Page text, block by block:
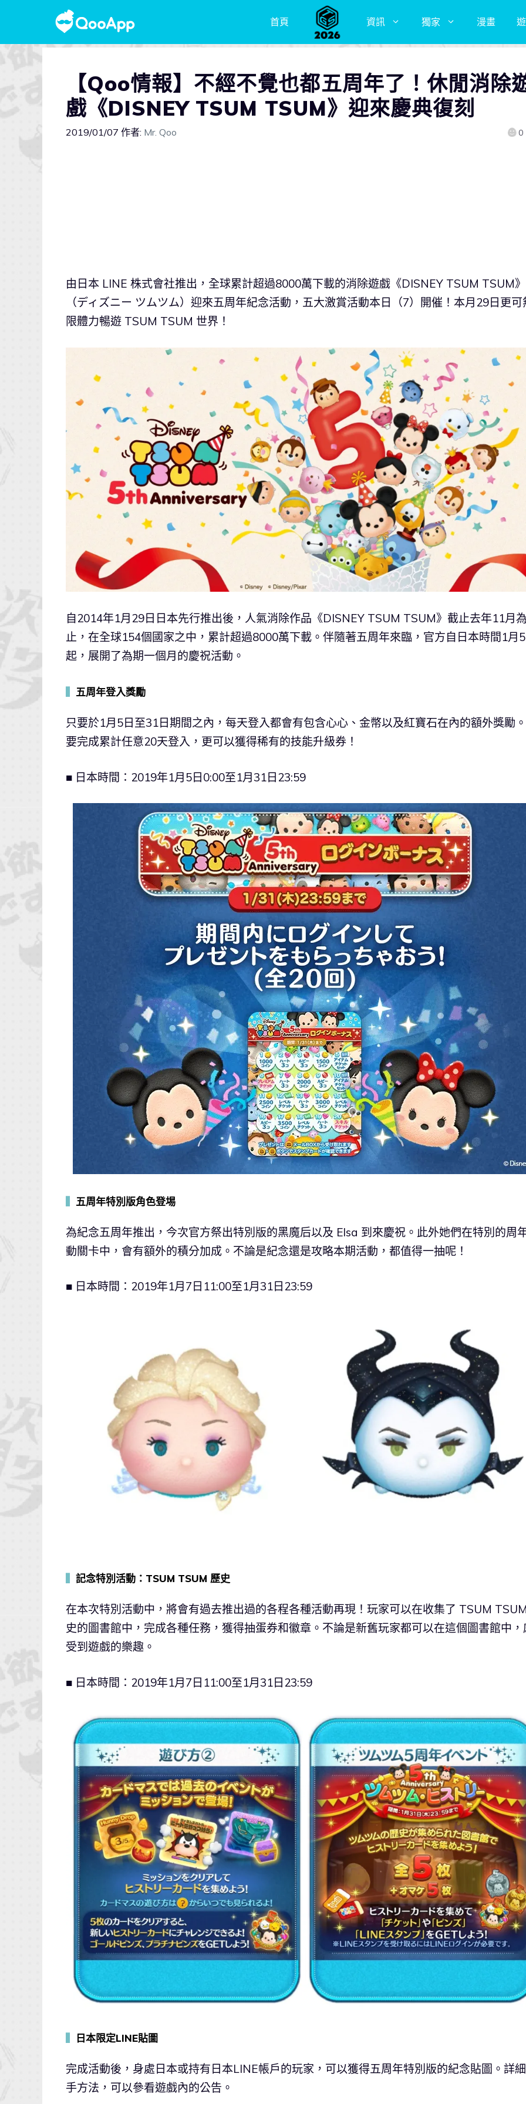
首頁 資訊 獨家 漫畫
【Qoo情報】不經不覺也都五周年了！休閒消除
戲《DISNEY TSUM TSUM》迎來慶典復刻
2019/01/07 作者: Mr. Qoo 0
由日本 LINE 株式會社推出，全球累計超過8000萬下載的消除遊戲《DISNEY TSUM TSUM》
（ディズニー ツムツム）迎來五周年紀念活動，五大激賞活動本日（7）開催！本月29日更可
限體力暢遊 TSUM TSUM 世界！
自2014年1月29日日本先行推出後，人氣消除作品《DISNEY TSUM TSUM》截止去年11月
止，在全球154個國家之中，累計超過8000萬下載。伴隨著五周年來臨，官方自日本時間1月
起，展開了為期一個月的慶祝活動。
五周年登入獎勵
只要於1月5日至31日期間之內，每天登入都會有包含心心、金幣以及紅寶石在內的額外獎勵
要完成累計任意20天登入，更可以獲得稀有的技能升級券！
■ 日本時間：2019年1月5日0:00至1月31日23:59
五周年特別版角色登埸
為紀念五周年推出，今次官方祭出特別版的黑魔后以及 Elsa 到來慶祝。此外她們在特別的周
動關卡中，會有額外的積分加成。不論是紀念還是攻略本期活動，都值得一抽呢！
■ 日本時間：2019年1月7日11:00至1月31日23:59
記念特別活動：TSUM TSUM 歷史
在本次特別活動中，將會有過去推出過的各程各種活動再現！玩家可以在收集了 TSUM
史的圖書館中，完成各種任務，獲得抽蛋券和徽章。不論是新舊玩家都可以在這個圖書館中，
受到遊戲的樂趣。
■ 日本時間：2019年1月7日11:00至1月31日23:59
日本限定LINE貼圖
完成活動後，身處日本或持有日本LINE帳戶的玩家，可以獲得五周年特別版的紀念貼圖。詳
手方法，可以參看遊戲內的公告。